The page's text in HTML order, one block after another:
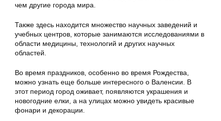
чем другие города мира.
Также здесь находится множество научных заведений и
учебных центров, которые занимаются исследованиями в
области медицины, технологий и других научных
областей.
Во время праздников, особенно во время Рождества,
можно узнать еще больше интересного о Валенсии. В
этот период город оживает, появляются украшения и
новогодние елки, а на улицах можно увидеть красивые
фонари и декорации.